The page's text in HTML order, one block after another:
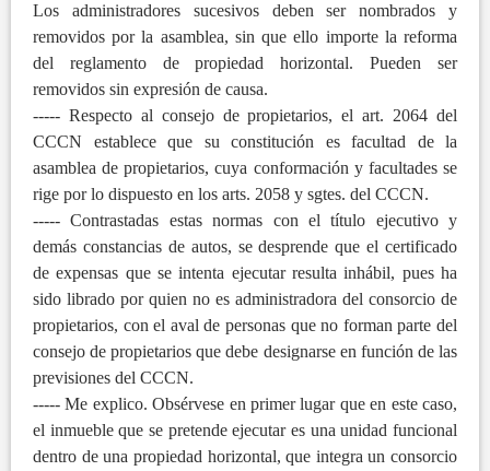
Los administradores sucesivos deben ser nombrados y
removidos por la asamblea, sin que ello importe la reforma
del reglamento de propiedad horizontal. Pueden ser
removidos sin expresión de causa.
----- Respecto al consejo de propietarios, el art. 2064 del
CCCN establece que su constitución es facultad de la
asamblea de propietarios, cuya conformación y facultades se
rige por lo dispuesto en los arts. 2058 y sgtes. del CCCN.
----- Contrastadas estas normas con el título ejecutivo y
demás constancias de autos, se desprende que el certificado
de expensas que se intenta ejecutar resulta inhábil, pues ha
sido librado por quien no es administradora del consorcio de
propietarios, con el aval de personas que no forman parte del
consejo de propietarios que debe designarse en función de las
previsiones del CCCN.
----- Me explico. Obsérvese en primer lugar que en este caso,
el inmueble que se pretende ejecutar es una unidad funcional
dentro de una propiedad horizontal, que integra un consorcio